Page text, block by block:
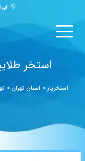
استخر
استخریار> استان تهران>